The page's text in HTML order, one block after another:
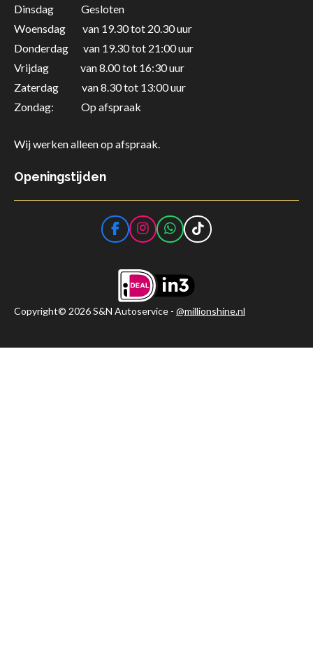
Dinsdag Gesloten
Woensdag van 19.30 tot 20.30 uur
Donderdag van 19.30 tot 21:00 uur
Vrijdag van 8.00 tot 16:30 uur
Zaterdag van 8.30 tot 13:00 uur
Zondag: Op afspraak
Wij werken alleen op afspraak.
Openingstijden
F
a
e
o
o
I
n
t
a
g
r
W
h
t
s
A
p
T
i
Copyright© 2026 S&N Autoservice - @millionshine.nl